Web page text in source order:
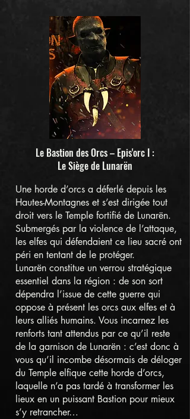
Le Bastion des Orcs – Epis'orc I :
Le Siège de Lunarën
Une horde d’orcs a déferlé depuis les
Hautes-Montagnes et s’est dirigée tout
droit vers le Temple fortifié de Lunarën.
Submergés par la violence de l’attaque,
les elfes qui défendaient ce lieu sacré ont
péri en tentant de le protéger.
Lunarën constitue un verrou stratégique
essentiel dans la région : de son sort
dépendra l’issue de cette guerre qui
oppose à présent les orcs aux elfes et à
leurs alliés humains. Vous incarnez les
renforts tant attendus par ce qu’il reste
de la garnison de Lunarën : c’est donc à
vous qu’il incombe désormais de déloger
du Temple elfique cette horde d’orcs,
laquelle n’a pas tardé à transformer les
lieux en un puissant Bastion pour mieux
s’y retrancher…